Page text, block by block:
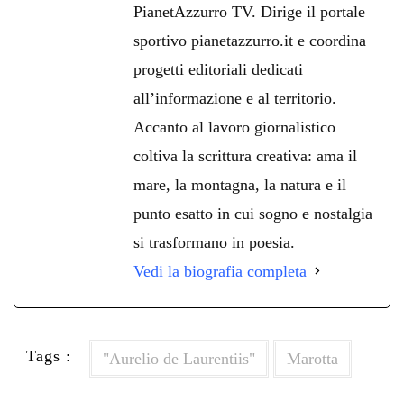
PianetAzzurro TV. Dirige il portale
sportivo pianetazzurro.it e coordina
progetti editoriali dedicati
all’informazione e al territorio.
Accanto al lavoro giornalistico
coltiva la scrittura creativa: ama il
mare, la montagna, la natura e il
punto esatto in cui sogno e nostalgia
si trasformano in poesia.
Vedi la biografia completa
Tags : "Aurelio de Laurentiis" Marotta